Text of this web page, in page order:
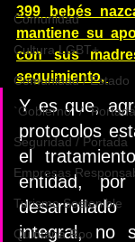
Comunidad
Cultura LGBT+
Comunidad / Estado
`Gobierno` /
Seguridad / Portada
Empresas
Turismo Sostenible
Quintana Roo
399 bebés
mantiene su
con sus
seguimiento,
Y es que,
protocolos
el
entidad,
integral, no